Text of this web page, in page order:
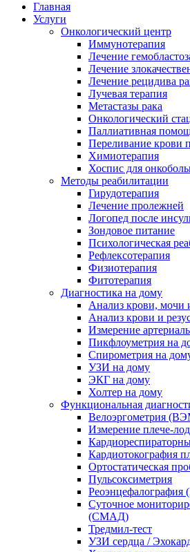
Главная
Услуги
Онкологический центр
Иммунотерапия
Лечение
Лечение
Лечение рецидива
Лучевая терапия
Метастазы рака
Онкологический
Паллиативная
Переливание крови
Химиотерапия
Хоспис для
Методы реабилитации
Гирудотерапия
Лечение пролежней
Логопед после
Зондовое питание
Психологическая
Рефлексотерапия
Физиотерапия
Фитотерапия
Диагностика на дому
Анализ крови, мочи
Анализ крови и
Измерение
Пикфлоуметрия на
Спирометрия на
УЗИ на дому
ЭКГ на дому
Холтер на дому
Функциональная
Велоэргометрия
Измерение плече-
Кардиотокография
Ортостатическая
Пульсоксиметрия
Реоэнцефалография
Суточное
(СМАД)
Тредмил-тест
УЗИ сердца /